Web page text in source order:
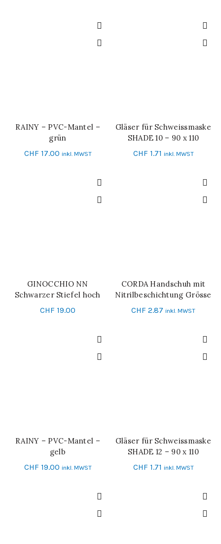
IN DEN WARENKORB
RAINY – PVC-Mantel –
grün
CHF 17.00 inkl. MWST
IN DEN WARENKORB
Gläser für Schweissmaske
SHADE 10 – 90 x 110
CHF 1.71 inkl. MWST
SCHNELL-EINKAUF
GINOCCHIO NN
Schwarzer Stiefel hoch
CHF 19.00
IN DEN WARENKORB
CORDA Handschuh mit
Nitrilbeschichtung Grösse
10
CHF 2.87 inkl. MWST
IN DEN WARENKORB
RAINY – PVC-Mantel –
gelb
CHF 19.00 inkl. MWST
IN DEN WARENKORB
Gläser für Schweissmaske
SHADE 12 – 90 x 110
CHF 1.71 inkl. MWST